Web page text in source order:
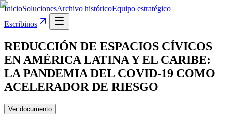
InicioSolucionesArchivo históricoEquipo estratégico
Escribinos
REDUCCIÓN DE ESPACIOS CÍVICOS
EN AMÉRICA LATINA Y EL CARIBE:
LA PANDEMIA DEL COVID-19 COMO
ACELERADOR DE RIESGO
Ver documento